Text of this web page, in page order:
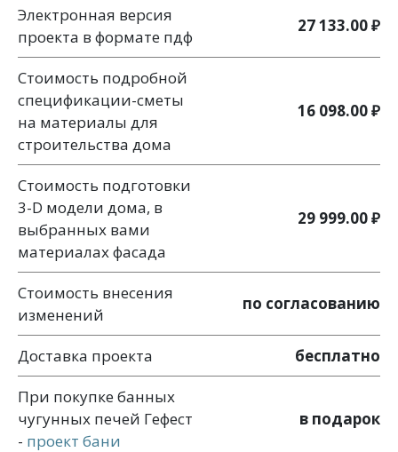
Электронная версия
проекта в формате пдф
27 133.00 ₽
Стоимость подробной
спецификации-сметы
на материалы для
строительства дома
16 098.00 ₽
Стоимость подготовки
3-D модели дома, в
выбранных вами
материалах фасада
29 999.00 ₽
Стоимость внесения
изменений
по согласованию
Доставка проекта
бесплатно
При покупке банных
чугунных печей Гефест
- проект бани
в подарок